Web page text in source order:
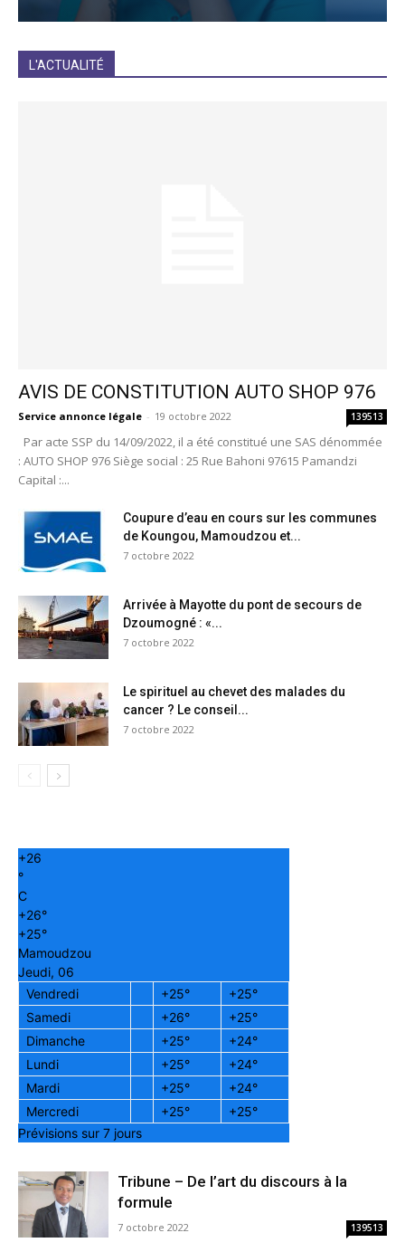
L'ACTUALITÉ
AVIS DE CONSTITUTION AUTO SHOP 976
Service annonce légale - 19 octobre 2022 139513
Par acte SSP du 14/09/2022, il a été constitué une SAS dénommée
: AUTO SHOP 976 Siège social : 25 Rue Bahoni 97615 Pamandzi
Capital :...
Coupure d’eau en cours sur les communes
de Koungou, Mamoudzou et...
7 octobre 2022
Arrivée à Mayotte du pont de secours de
Dzoumogné : «...
7 octobre 2022
Le spirituel au chevet des malades du
cancer ? Le conseil...
7 octobre 2022
+26
°
C
+26°
+25°
Mamoudzou
Jeudi, 06
Vendredi
+25° +25°
Samedi
+26° +25°
Dimanche
+25° +24°
Lundi
+25° +24°
Mardi
+25° +24°
Mercredi
+25° +25°
Prévisions sur 7 jours
Tribune – De l’art du discours à la
formule
7 octobre 2022 139513